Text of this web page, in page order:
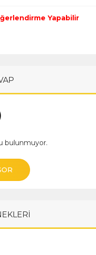
Yapabilir
bulunmuyor.